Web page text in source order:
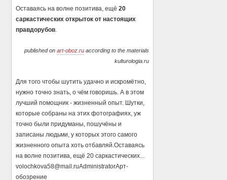
Оставаясь на волне позитива, ещё20
саркастических открыток от настоящих
правдорубов.
published on art-oboz.ruaccording to the materials
kulturologia.ru
Для того чтобы шутить удачно и искромётно,
нужно точно знать, о чём говоришь. А в этом
лучший помощник - жизненный опыт. Шутки,
которые собраны на этих фотографиях, уж
точно были придуманы, пошучёны и
записаны людьми, у которых этого самого
жизненного опыта хоть отбавляй.Оставаясь
на волне позитива, ещё 20 саркастических...
volochkova58@mail.ruAdministratorАрт-
обозрение